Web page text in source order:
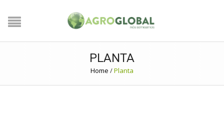
PLANTA
Home /Planta